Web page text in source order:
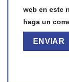
web en este
haga un